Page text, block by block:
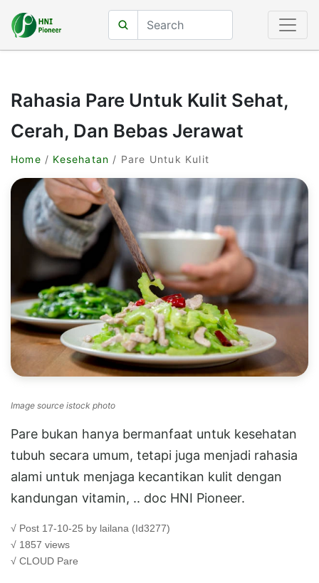
Rahasia Pare Untuk Kulit Sehat,
Cerah, Dan Bebas Jerawat
Home / Kesehatan / Pare Untuk Kulit
Image source istock photo
Pare bukan hanya bermanfaat untuk kesehatan
tubuh secara umum, tetapi juga menjadi rahasia
alami untuk menjaga kecantikan kulit dengan
kandungan vitamin, .. doc HNI Pioneer.
√ Post 17-10-25 by lailana (Id3277)
√ 1857 views
√ CLOUD Pare